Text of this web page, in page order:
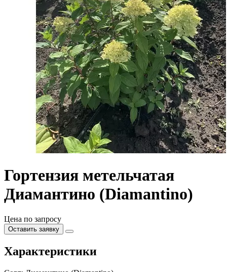
Гортензия метельчатая
Диамантино (Diamantino)
Цена по запросу
Оставить заявку
Характеристики